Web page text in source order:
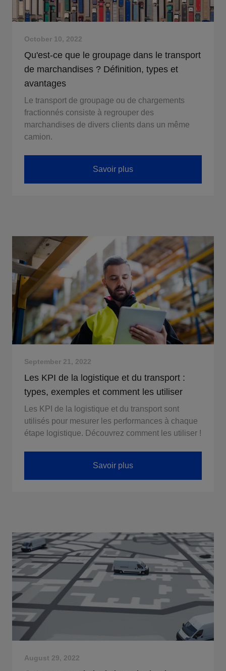
October 10, 2022
Qu'est-ce que le groupage dans le transport
de marchandises ? Définition, types et
avantages
Le transport de groupage ou de chargements
fractionnés consiste à regrouper des
marchandises de divers clients dans un même
camion.
Savoir plus
September 21, 2022
Les KPI de la logistique et du transport :
types, exemples et comment les utiliser
Les KPI de la logistique et du transport sont
utilisés pour mesurer les performances à chaque
étape logistique. Découvrez comment les utiliser !
Savoir plus
August 29, 2022